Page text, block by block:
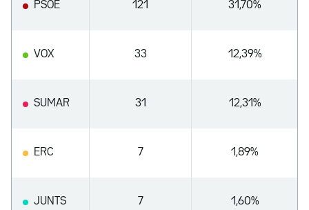
PSOE 121 31,70%
VOX 33 12,39%
SUMAR 31 12,31%
ERC 7 1,89%
JUNTS 7 1,60%